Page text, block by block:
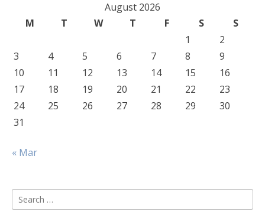
August 2026
M
T W T F S
S
1
2
3
4 5 6 7 8
9
10
11 12 13 14 15
16
17
18 19 20 21 22
23
24
25 26 27 28 29
30
31
« Mar
Search
for: